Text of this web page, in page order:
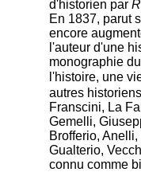
d'historien par
En 1837, parut
encore
l'auteur d'une
monographie
l'histoire, une
autres
Franscini, La
Gemelli,
Brofferio,
Gualterio,
connu comme